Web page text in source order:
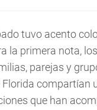
tuvo acento
la primera nota,
parejas y
compartían
que han